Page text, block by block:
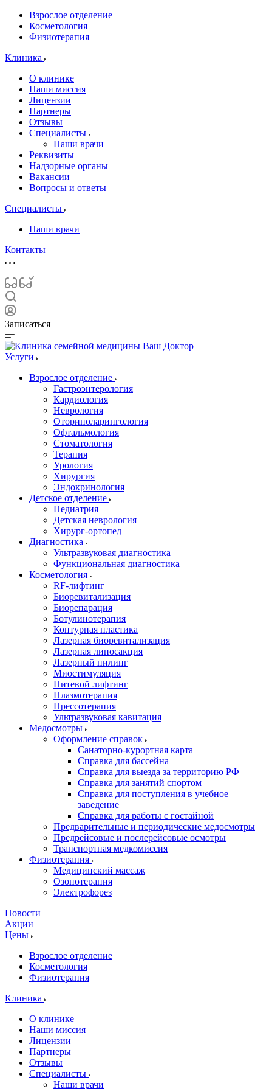
Взрослое отделение
Косметология
Физиотерапия
Клиника
О клинике
Наши миссия
Лицензии
Партнеры
Отзывы
Специалисты
Наши врачи
Реквизиты
Надзорные органы
Вакансии
Вопросы и ответы
Специалисты
Наши врачи
Контакты
Записаться
Услуги
Взрослое отделение
Гастроэнтерология
Кардиология
Неврология
Оториноларингология
Офтальмология
Стоматология
Терапия
Урология
Хирургия
Эндокринология
Детское отделение
Педиатрия
Детская неврология
Хирург-ортопед
Диагностика
Ультразвуковая диагностика
Функциональная диагностика
Косметология
RF-лифтинг
Биоревитализация
Биорепарация
Ботулинотерапия
Контурная пластика
Лазерная биоревитализация
Лазерная липосакция
Лазерный пилинг
Миостимуляция
Нитевой лифтинг
Плазмотерапия
Прессотерапия
Ультразвуковая кавитация
Медосмотры
Оформление справок
Санаторно-курортная карта
Справка для бассейна
Справка для выезда за территорию РФ
Справка для занятий спортом
Справка для поступления в учебное
заведение
Справка для работы с гостайной
Предварительные и периодические медосмотры
Предрейсовые и послерейсовые осмотры
Транспортная медкомиссия
Физиотерапия
Медицинский массаж
Озонотерапия
Электрофорез
Новости
Акции
Цены
Взрослое отделение
Косметология
Физиотерапия
Клиника
О клинике
Наши миссия
Лицензии
Партнеры
Отзывы
Специалисты
Наши врачи